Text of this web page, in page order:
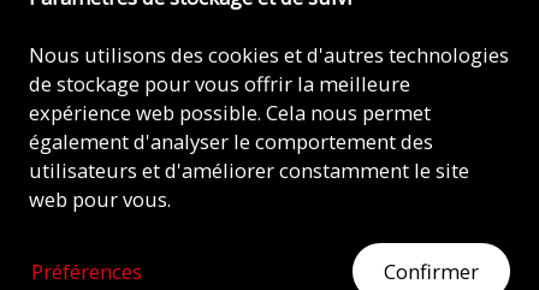
MONTREZ DU CŒUR
© 2026 - AIDE À L'ÉGLISE EN DÉTRESSE (ACN)
Mentions légales
Nous utilisons des cookies et d'autres technologies
de stockage pour vous offrir la meilleure
expérience web possible. Cela nous permet
également d'analyser le comportement des
utilisateurs et d'améliorer constamment le site
web pour vous.
Préférences Confirmer